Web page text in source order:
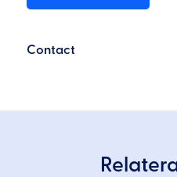
Contact